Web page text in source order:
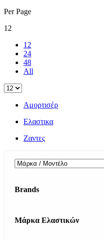
Per Page
12
12
24
48
All
Αμορτισέρ
Ελαστικα
Ζαντες
Brands
Μάρκα Ελαστικών